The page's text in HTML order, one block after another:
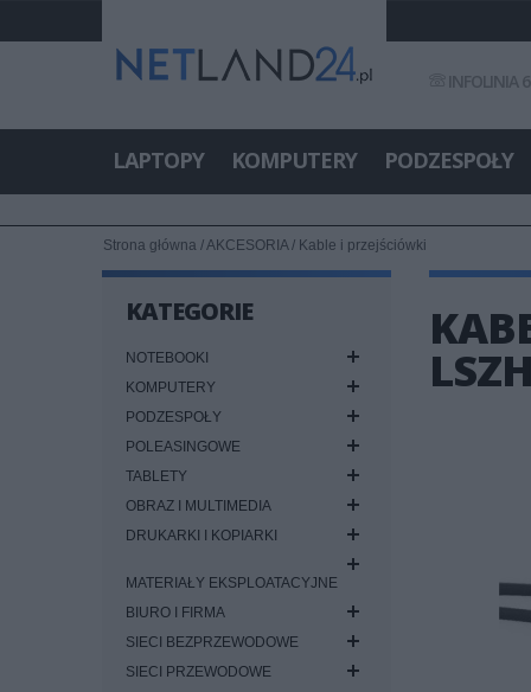
INFOLINIA
LAPTOPY KOMPUTERY PODZESPOŁY
Strona główna /AKCESORIA/ Kable i przejściówki
KATEGORIE
NOTEBOOKI
KOMPUTERY
PODZESPOŁY
POLEASINGOWE
TABLETY
OBRAZ I MULTIMEDIA
DRUKARKI I KOPIARKI
MATERIAŁY EKSPLOATACYJNE
BIURO I FIRMA
SIECI BEZPRZEWODOWE
SIECI PRZEWODOWE